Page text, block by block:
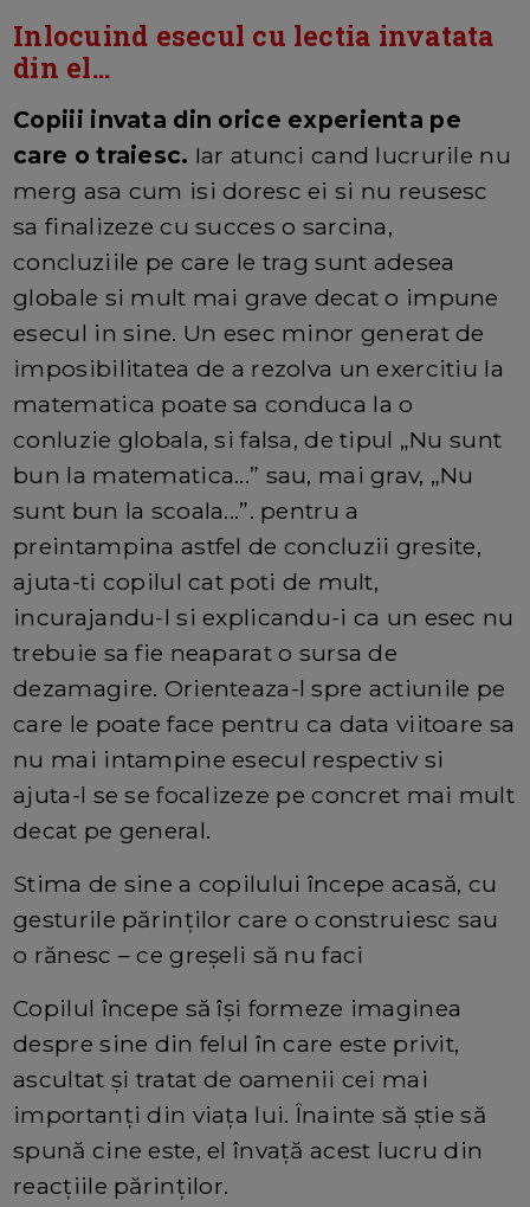
Inlocuind esecul cu lectia invatata
din el...
Copiii invata din orice experienta pe
care o traiesc. Iar atunci cand lucrurile nu
merg asa cum isi doresc ei si nu reusesc
sa finalizeze cu succes o sarcina,
concluziile pe care le trag sunt adesea
globale si mult mai grave decat o impune
esecul in sine. Un esec minor generat de
imposibilitatea de a rezolva un exercitiu la
matematica poate sa conduca la o
conluzie globala, si falsa, de tipul „Nu sunt
bun la matematica...” sau, mai grav, „Nu
sunt bun la scoala...”. pentru a
preintampina astfel de concluzii gresite,
ajuta-ti copilul cat poti de mult,
incurajandu-l si explicandu-i ca un esec nu
trebuie sa fie neaparat o sursa de
dezamagire. Orienteaza-l spre actiunile pe
care le poate face pentru ca data viitoare sa
nu mai intampine esecul respectiv si
ajuta-l se se focalizeze pe concret mai mult
decat pe general.
Stima de sine a copilului începe acasă, cu
gesturile părinților care o construiesc sau
o rănesc – ce greșeli să nu faci
Copilul începe să își formeze imaginea
despre sine din felul în care este privit,
ascultat și tratat de oamenii cei mai
importanți din viața lui. Înainte să știe să
spună cine este, el învață acest lucru din
reacțiile părinților.